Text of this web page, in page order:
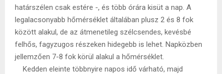
határszélen csak estére -, és több órára kisüt a nap. A
legalacsonyabb hőmérséklet általában plusz 2 és 8 fok
között alakul, de az átmenetileg szélcsendes, kevésbé
felhős, fagyzugos részeken hidegebb is lehet. Napközben
jellemzően 7-8 fok körül alakul a hőmérséklet.
Kedden eleinte többnyire napos idő várható, majd